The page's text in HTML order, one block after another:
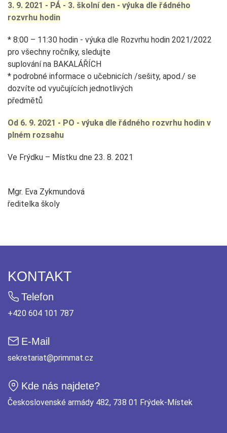
3. 9. 2021 - PÁ - 3. školní den - výuka dle řádného
rozvrhu hodin
* 8:00 – 11:30 hodin - výuka dle Rozvrhu hodin 2021/2022
pro všechny ročníky, sledujte
suplování na BAKALÁŘÍCH
* podrobné informace o učebnicích /sešity, apod./ se
dozvíte od vyučujících jednotlivých
předmětů
Od 6. 9. 2021 - PO - výuka dle řádného rozvrhu hodin v
plném rozsahu
Ve Frýdku – Místku dne 23. 8. 2021
Mgr. Eva Zykmundová
ředitelka školy
KONTAKT
Telefon
+420 604 101 787
E-Mail
sekretariat@primmat.cz
Kde nás najdete?
Československé armády 482, 738 01 Frýdek-Místek